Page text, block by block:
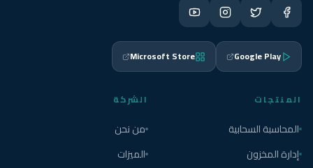
Google Play
Microsoft Store
المنتجات
المحاسبة السحابية
إدارة المخزون
الشركة
من نحن
الميزات